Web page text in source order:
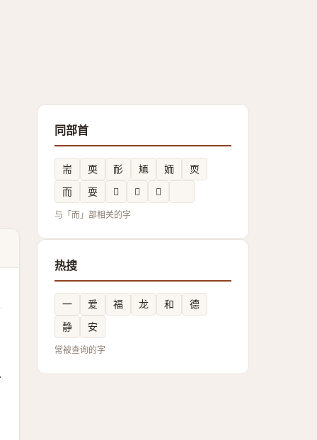
同部首
耑 耎 耏 䎠 䎟
䎡
而
耍 𰭮 𦓝 𦓚
与「而」部相关的字
热搜
一 爱 福 龙 和
德
静
安
常被查询的字